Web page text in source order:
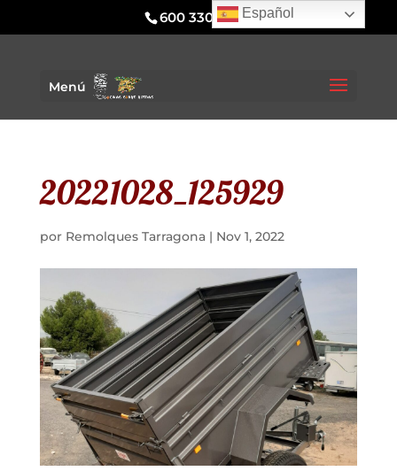
600 330 295
Menú
20221028_125929
por Remolques Tarragona| Nov 1, 2022
Español